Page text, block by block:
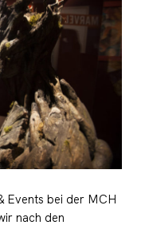
Events bei der MCH
nach den